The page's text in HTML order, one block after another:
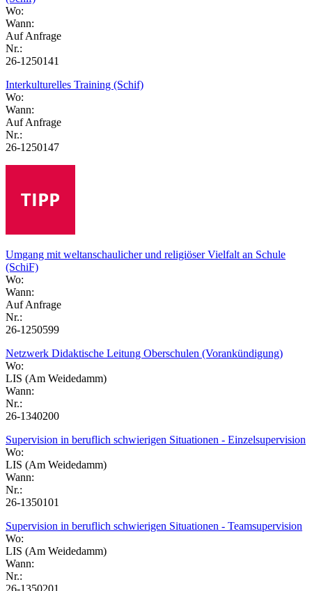
Wo:
Wann:
Auf Anfrage
Nr.:
26-1250141
Interkulturelles Training (Schif)
Wo:
Wann:
Auf Anfrage
Nr.:
26-1250147
Umgang mit weltanschaulicher und religiöser Vielfalt an Schule
(SchiF)
Wo:
Wann:
Auf Anfrage
Nr.:
26-1250599
Netzwerk Didaktische Leitung Oberschulen (Vorankündigung)
Wo:
LIS (Am Weidedamm)
Wann:
Nr.:
26-1340200
Supervision in beruflich schwierigen Situationen - Einzelsupervision
Wo:
LIS (Am Weidedamm)
Wann:
Nr.:
26-1350101
Supervision in beruflich schwierigen Situationen - Teamsupervision
Wo:
LIS (Am Weidedamm)
Wann:
Nr.:
26-1350201